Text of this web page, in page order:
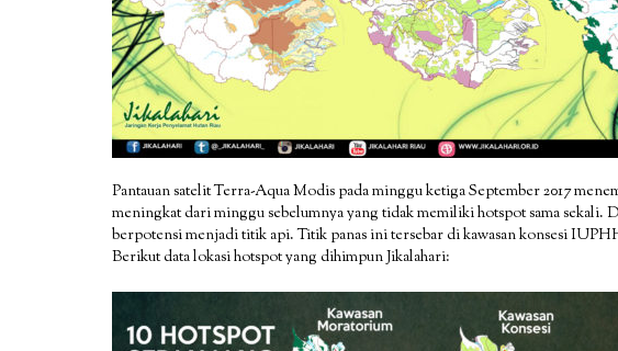
Pantauan satelit Terra-Aqua Modis pada minggu ketiga September 2017
meningkat dari minggu sebelumnya yang tidak memiliki hotspot sama sekali.
berpotensi menjadi titik api. Titik panas ini tersebar di kawasan konsesi
Berikut data lokasi hotspot yang dihimpun Jikalahari: